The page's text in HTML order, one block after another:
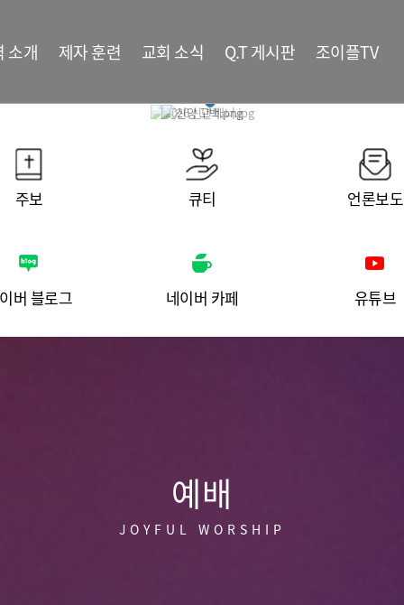
소개 제자 훈련 교회 소식 Q.T 게시판 조이플TV
주보 큐티 언론보도
버 블로그 네이버 카페 유튜브
예배
JOYFUL WORSHIP